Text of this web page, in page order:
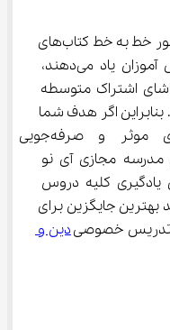
با توجه به این که برترین اساتید کشور خط به خط کتاب‌های
درسی را در این ویدیوها، به دانش آموزان یاد می‌دهند،
اشتراک متوسطه
بنابراین اگر هدف شما
نیز یادگیری پایدار، برنامه‌ریزی موثر
مدرسه مجازی آی نو
برای یادگیری کلیه دروس
است. همچین می‌تواند بهترین جایگزین برای
دین و